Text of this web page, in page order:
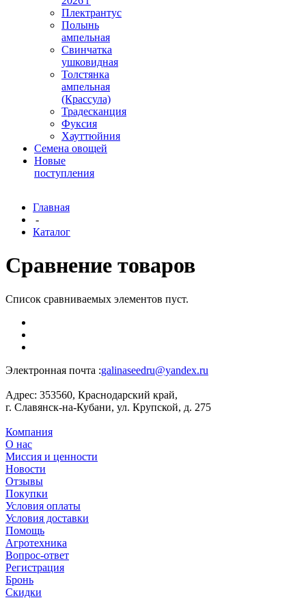
Плектрантус
Полынь
ампельная
Свинчатка
ушковидная
Толстянка
ампельная
(Крассула)
Традесканция
Фуксия
Хауттюйния
Семена овощей
Новые
поступления
Главная
-
Каталог
Сравнение товаров
Список сравниваемых элементов пуст.
Электронная почта :galinaseedru@yandex.ru
Адрес: 353560, Краснодарский край,
г. Славянск-на-Кубани, ул. Крупской, д. 275
Компания
О нас
Миссия и ценности
Новости
Отзывы
Покупки
Условия оплаты
Условия доставки
Помощь
Агротехника
Вопрос-ответ
Регистрация
Бронь
Скидки